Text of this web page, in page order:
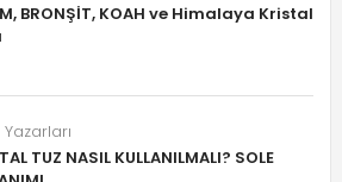
BRONŞİT, KOAH ve Himalaya Kristal
TUZ NASIL KULLANILMALI? SOLE